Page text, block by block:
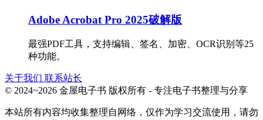
Adobe Acrobat Pro 2025破解版
最强PDF工具，支持编辑、签名、加密、OCR识别等25
种功能。
关于我们 联系站长
© 2024~2026 金屋电子书 版权所有 - 专注电子书整理与分享
本站所有内容均收集整理自网络，仅作为学习交流使用，请勿